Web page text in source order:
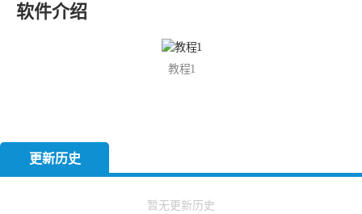
软件介绍
教程1
更新历史
暂无更新历史